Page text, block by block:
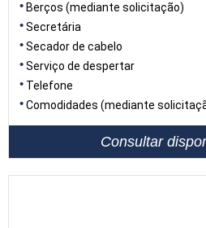
Berços (mediante solicitação)
Secretária
Secador de cabelo
Serviço de despertar
Telefone
Comodidades (mediante
Consultar